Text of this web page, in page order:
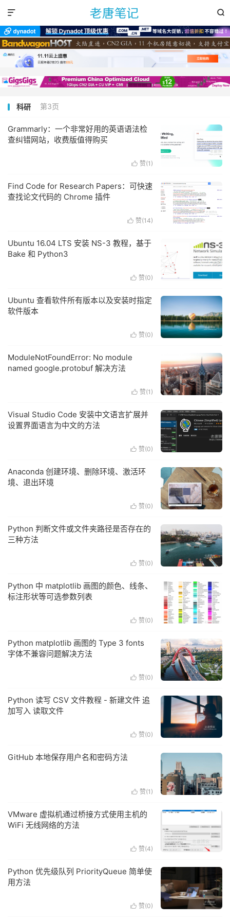


科研 第3页
Grammarly：一个非常好用的英语语法检
查纠错网站，收费版值得购买
 赞(1 )
Find Code for Research Papers：可快速
查找论文代码的 Chrome 插件
 赞(14)
Ubuntu 16.04 LTS 安装 NS-3 教程，基于
Bake 和 Python3
 赞(0)
Ubuntu 查看软件所有版本以及安装时指定
软件版本
 赞(0)
ModuleNotFoundError: No module
named google.protobuf 解决方法
 赞(1 )
Visual Studio Code 安装中文语言扩展并
设置界面语言为中文的方法
 赞(0)
Anaconda 创建环境、删除环境、激活环
境、退出环境
 赞(0)
Python 判断文件或文件夹路径是否存在的
三种方法
 赞(0)
Python 中 matplotlib 画图的颜色、线条、
标注形状等可选参数列表
 赞(0)
Python matplotlib 画图的 Type 3 fonts
字体不兼容问题解决方法
 赞(0)
Python 读写 CSV 文件教程 - 新建文件 追
加写入 读取文件
 赞(0)
GitHub 本地保存用户名和密码方法
 赞(1 )
VMware 虚拟机通过桥接方式使用主机的
WiFi 无线网络的方法
 赞(4)
Python 优先级队列 PriorityQueue 简单使
用方法
 赞(0)